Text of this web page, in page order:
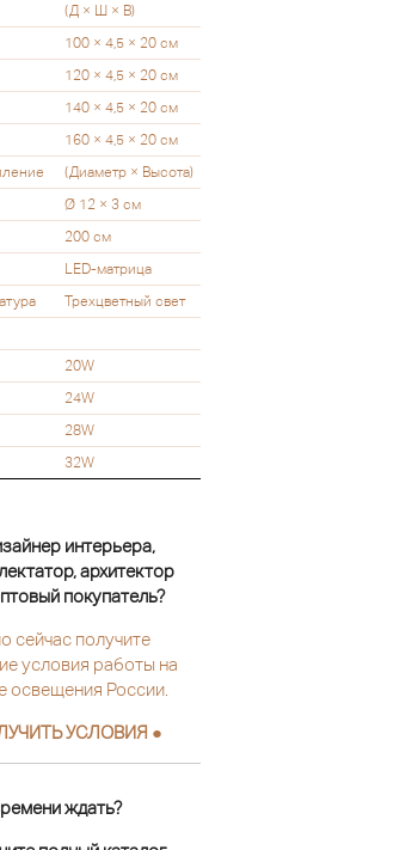
(Д × Ш × В)
100 × 4,5 × 20 см
120 × 4,5 × 20 см
140 × 4,5 × 20 см
160 × 4,5 × 20 см
(Диаметр × Высота)
Ø 12 × 3 см
200 см
LED-матрица
Трехцветный свет
20W
24W
28W
32W
интерьера,
архитектор
покупатель?
сейчас получите
условия работы на
освещения России.
УСЛОВИЯ ●
ждать?